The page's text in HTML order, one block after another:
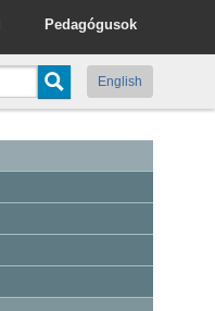
Pedagógusok
English